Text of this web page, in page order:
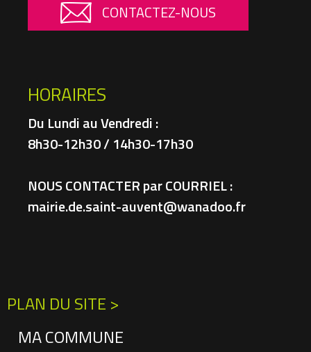
CONTACTEZ-NOUS
HORAIRES
Du Lundi au Vendredi :
8h30-12h30 / 14h30-17h30
NOUS CONTACTER par COURRIEL :
mairie.de.saint-auvent@wanadoo.fr
PLAN DU SITE >
MA COMMUNE